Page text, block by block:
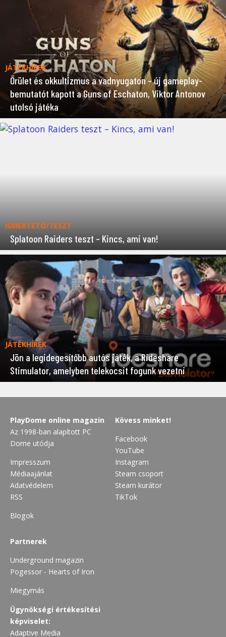
JÁTÉKHÍREK
Őrület és okkultizmus a vadnyugaton – új gameplay-
bemutatót kapott a Guns of Eschaton, Viktor Antonov
utolsó játéka
ISMERTETŐ/TESZT
Splatoon Raiders teszt – Kincs, ami van!
JÁTÉKHÍREK
Jön a legidegesítőbb autós játék, a Rideshare
Stimulator, amelyben telekocsit fogunk vezetni
PlayDome online magazin
Az 1998-ban alapított PC
Dome utódja
Impresszum
Médiaajánlat
Adatvédelem
RSS
Blogok
Kövess minket!
Facebook
YouTube
Instagram
Steam csoport
Steam kurátor
TikTok
Partnerek
Underground magazin
Pogessor - Hearts of Iron
Miegymás
Ügynökségi értékesítési
képviselet:
Adaptive Media